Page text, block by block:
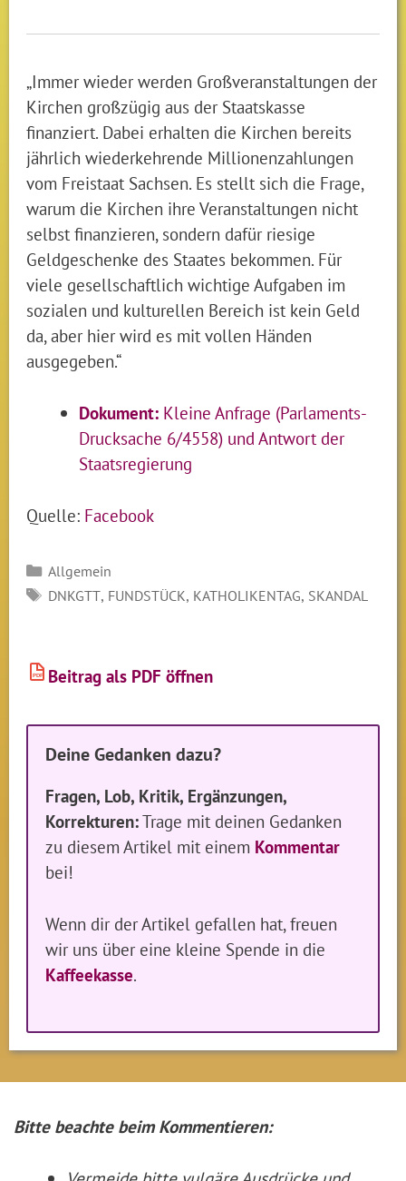
„Immer wieder werden Großveranstaltungen der
Kirchen großzügig aus der Staatskasse
finanziert. Dabei erhalten die Kirchen bereits
jährlich wiederkehrende Millionenzahlungen
vom Freistaat Sachsen. Es stellt sich die Frage,
warum die Kirchen ihre Veranstaltungen nicht
selbst finanzieren, sondern dafür riesige
Geldgeschenke des Staates bekommen. Für
viele gesellschaftlich wichtige Aufgaben im
sozialen und kulturellen Bereich ist kein Geld
da, aber hier wird es mit vollen Händen
ausgegeben.“
Dokument:Kleine Anfrage (Parlaments-
Drucksache 6/4558) und Antwort der
Staatsregierung
Quelle: Facebook
Kategorien
Allgemein
SCHLAGWÖRTER
DNKGTT, FUNDSTÜCK, KATHOLIKENTAG, SKANDAL
PDF Beitrag als PDF öffnen
Deine Gedanken dazu?
Fragen, Lob, Kritik, Ergänzungen,
Korrekturen:Trage mit deinen Gedanken
zu diesem Artikel mit einem Kommentar
bei!
Wenn dir der Artikel gefallen hat, freuen
wir uns über eine kleine Spende in die
Kaffeekasse.
Bitte beachte beim Kommentieren: